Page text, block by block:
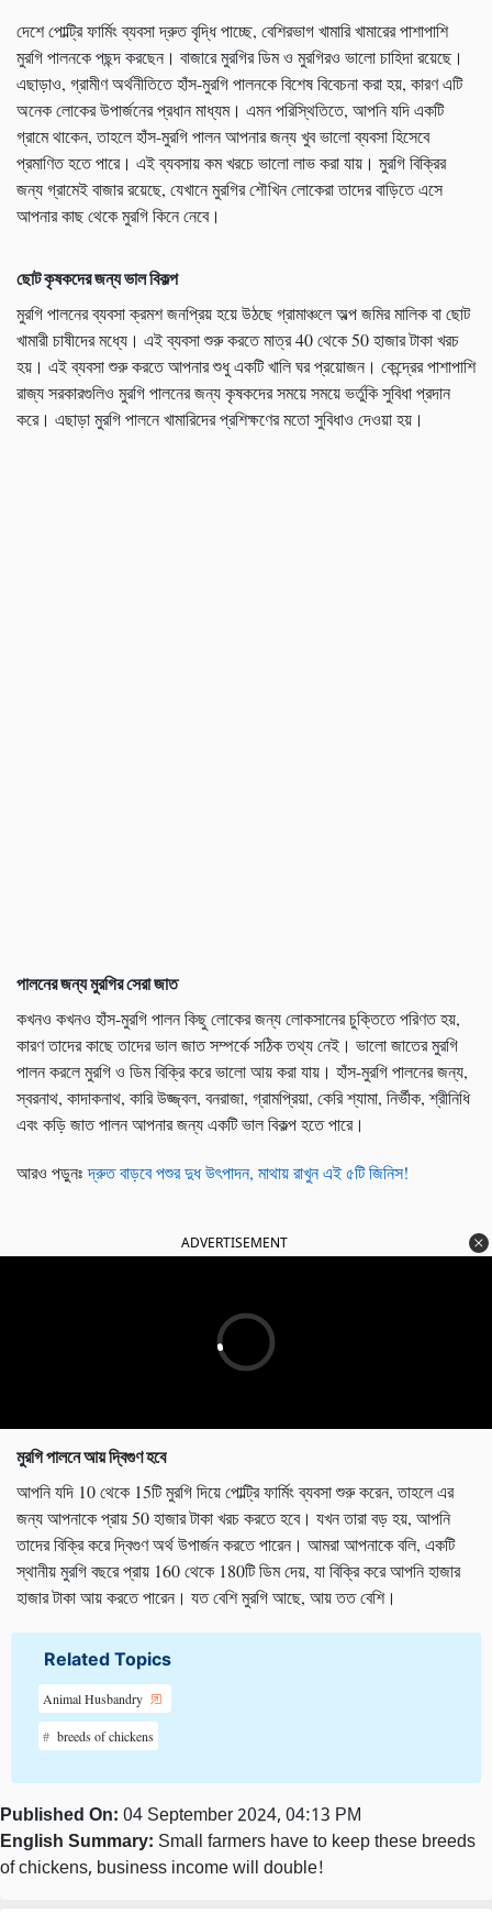
দেশে পোল্ট্রি ফার্মিং ব্যবসা দ্রুত বৃদ্ধি পাচ্ছে, বেশিরভাগ খামারি খামারের পাশাপাশি
মুরগি পালনকে পছন্দ করছেন। বাজারে মুরগির ডিম ও মুরগিরও ভালো চাহিদা রয়েছে।
এছাড়াও, গ্রামীণ অর্থনীতিতে হাঁস-মুরগি পালনকে বিশেষ বিবেচনা করা হয়, কারণ এটি
অনেক লোকের উপার্জনের প্রধান মাধ্যম। এমন পরিস্থিতিতে, আপনি যদি একটি
গ্রামে থাকেন, তাহলে হাঁস-মুরগি পালন আপনার জন্য খুব ভালো ব্যবসা হিসেবে
প্রমাণিত হতে পারে। এই ব্যবসায় কম খরচে ভালো লাভ করা যায়। মুরগি বিক্রির
জন্য গ্রামেই বাজার রয়েছে, যেখানে মুরগির শৌখিন লোকেরা তাদের বাড়িতে এসে
আপনার কাছ থেকে মুরগি কিনে নেবে।
ছোট কৃষকদের জন্য ভাল বিকল্প
মুরগি পালনের ব্যবসা ক্রমশ জনপ্রিয় হয়ে উঠছে গ্রামাঞ্চলে অল্প জমির মালিক বা ছোট
খামারী চাষীদের মধ্যে। এই ব্যবসা শুরু করতে মাত্র 40 থেকে 50 হাজার টাকা খরচ
হয়। এই ব্যবসা শুরু করতে আপনার শুধু একটি খালি ঘর প্রয়োজন। কেন্দ্রের পাশাপাশি
রাজ্য সরকারগুলিও মুরগি পালনের জন্য কৃষকদের সময়ে সময়ে ভর্তুকি সুবিধা প্রদান
করে। এছাড়া মুরগি পালনে খামারিদের প্রশিক্ষণের মতো সুবিধাও দেওয়া হয়।
পালনের জন্য মুরগির সেরা জাত
কখনও কখনও হাঁস-মুরগি পালন কিছু লোকের জন্য লোকসানের চুক্তিতে পরিণত হয়,
কারণ তাদের কাছে তাদের ভাল জাত সম্পর্কে সঠিক তথ্য নেই। ভালো জাতের মুরগি
পালন করলে মুরগি ও ডিম বিক্রি করে ভালো আয় করা যায়। হাঁস-মুরগি পালনের জন্য,
স্বরনাথ, কাদাকনাথ, কারি উজ্জ্বল, বনরাজা, গ্রামপ্রিয়া, কেরি শ্যামা, নির্ভীক, শ্রীনিধি
এবং কড়ি জাত পালন আপনার জন্য একটি ভাল বিকল্প হতে পারে।
আরও পড়ুনঃদ্রুত বাড়বে পশুর দুধ উৎপাদন, মাথায় রাখুন এই ৫টি জিনিস!
মুরগি পালনে আয় দ্বিগুণ হবে
আপনি যদি 10 থেকে 15টি মুরগি দিয়ে পোল্ট্রি ফার্মিং ব্যবসা শুরু করেন, তাহলে এর
জন্য আপনাকে প্রায় 50 হাজার টাকা খরচ করতে হবে। যখন তারা বড় হয়, আপনি
তাদের বিক্রি করে দ্বিগুণ অর্থ উপার্জন করতে পারেন। আমরা আপনাকে বলি, একটি
স্থানীয় মুরগি বছরে প্রায় 160 থেকে 180টি ডিম দেয়, যা বিক্রি করে আপনি হাজার
হাজার টাকা আয় করতে পারেন। যত বেশি মুরগি আছে, আয় তত বেশি।
Related Topics
breeds of chickens
English Summary:Small farmers have to keep these breeds
of chickens, business income will double!